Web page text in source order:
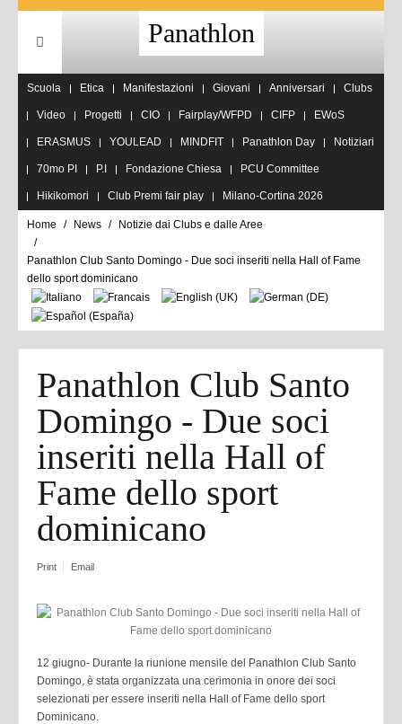
Panathlon
Scuola Etica Manifestazioni Giovani Anniversari Clubs
Video Progetti CIO Fairplay/WFPD CIFP EWoS
ERASMUS YOULEAD MINDFIT Panathlon Day Notiziari
70mo PI P.I Fondazione Chiesa PCU Committee
Hikikomori Club Premi fair play Milano-Cortina 2026
Home News Notizie dai Clubs e dalle Aree
Panathlon Club Santo Domingo - Due soci inseriti nella Hall of Fame
dello sport dominicano
Panathlon Club Santo
Domingo - Due soci
inseriti nella Hall of
Fame dello sport
dominicano
Print Email
12 giugno- Durante la riunione mensile del Panathlon Club Santo
Domingo, è stata organizzata una cerimonia in onore dei soci
selezionati per essere inseriti nella Hall of Fame dello sport
Dominicano.